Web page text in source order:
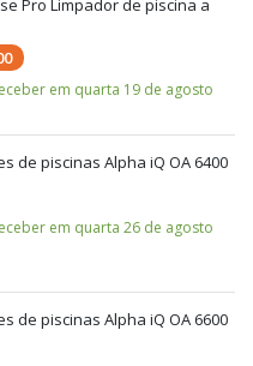
Pro Limpador de piscina a
em quarta 19 de agosto
de piscinas Alpha iQ OA 6400
em quarta 26 de agosto
de piscinas Alpha iQ OA 6600